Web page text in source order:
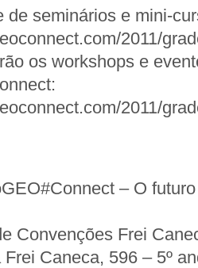
de seminários e mini-
2011/
os workshops e
2011/
– O
Convenções Frei
Caneca, 596 – 5º